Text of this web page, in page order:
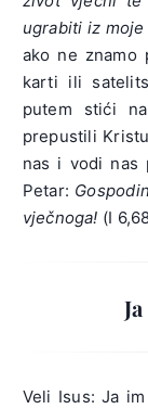
ugrabiti iz moje
ako ne znamo
karti ili
putem stići
prepustili
nas i vodi nas
Petar:
vječnoga! (I
Veli Isus: Ja